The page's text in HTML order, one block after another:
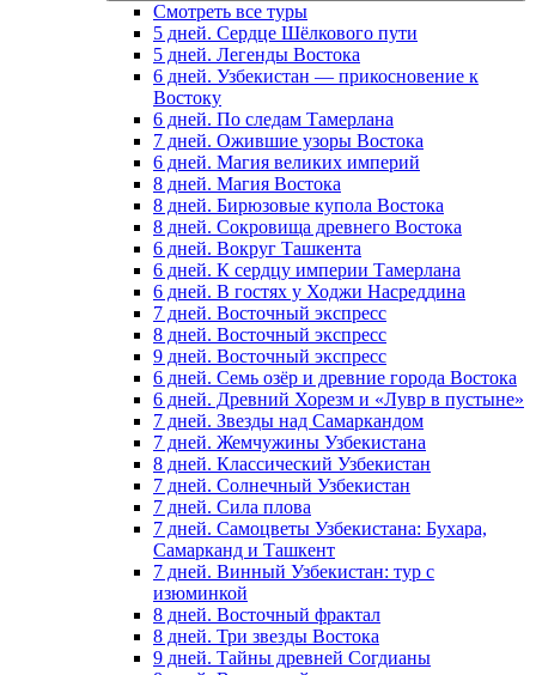
Смотреть все туры
5 дней. Сердце Шёлкового пути
5 дней. Легенды Востока
6 дней. Узбекистан — прикосновение к
Востоку
6 дней. По следам Тамерлана
7 дней. Ожившие узоры Востока
6 дней. Магия великих империй
8 дней. Магия Востока
8 дней. Бирюзовые купола Востока
8 дней. Сокровища древнего Востока
6 дней. Вокруг Ташкента
6 дней. К сердцу империи Тамерлана
6 дней. В гостях у Ходжи Насреддина
7 дней. Восточный экспресс
8 дней. Восточный экспресс
9 дней. Восточный экспресс
6 дней. Семь озёр и древние города Востока
6 дней. Древний Хорезм и «Лувр в пустыне»
7 дней. Звезды над Самаркандом
7 дней. Жемчужины Узбекистана
8 дней. Классический Узбекистан
7 дней. Солнечный Узбекистан
7 дней. Сила плова
7 дней. Самоцветы Узбекистана: Бухара,
Самарканд и Ташкент
7 дней. Винный Узбекистан: тур с
изюминкой
8 дней. Восточный фрактал
8 дней. Три звезды Востока
9 дней. Тайны древней Согдианы